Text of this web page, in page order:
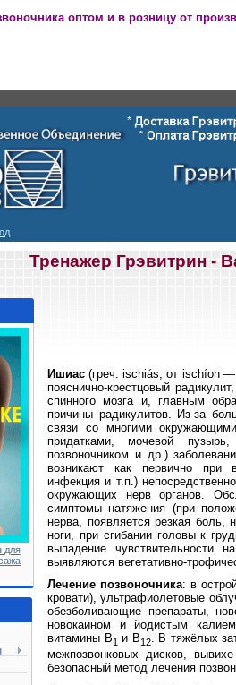
оптом и в розницу от
Тренажер Грэвитрин -
для
Ишиас (греч. ischiás, от ischíon
пояснично-крестцовый
спинного мозга и, главным
причины радикулитов. Из-за
связи со многими
придатками, мочевой
позвоночником и др.)
возникают как первично при
инфекция и т.п.)
окружающих нерв органов.
симптомы натяжения (при
нерва, появляется резкая боль,
ноги, при сгибании головы к
выпадение чувствительности
выявляются вегетативно-
Лечение позвоночника: в
кровати), ультрафиолетовые
обезболивающие препараты,
новокаином и йодистым
витамины B1 и B12. В тяжёлых
межпозвонковых дисков,
безопасный метод лечения